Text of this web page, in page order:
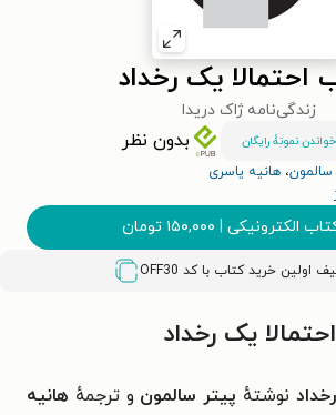
احتمالا یک رخداد
زندگی‌نامه ژاک دریدا
خواندن نمونۀ رایگان بدون نظر
سالمون، هانیه یاسری
الکترونیکی | ۱۵۰,۰۰۰ تومان
OFF30
یک رخداد
نوشتهٔ پیتر سالمون و ترجمهٔ هانیه